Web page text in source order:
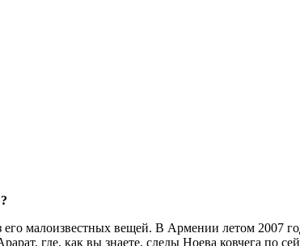
малоизвестных вещей. В Армении летом 2007
где, как вы знаете, следы Ноева ковчега